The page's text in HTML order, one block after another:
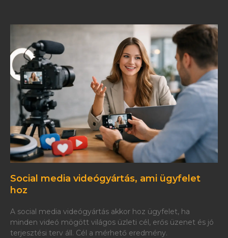
Social media videógyártás, ami ügyfelet
hoz
A social media videógyártás akkor hoz ügyfelet, ha
minden videó mögött világos üzleti cél, erős üzenet és jó
terjesztési terv áll. Cél a mérhető eredmény.